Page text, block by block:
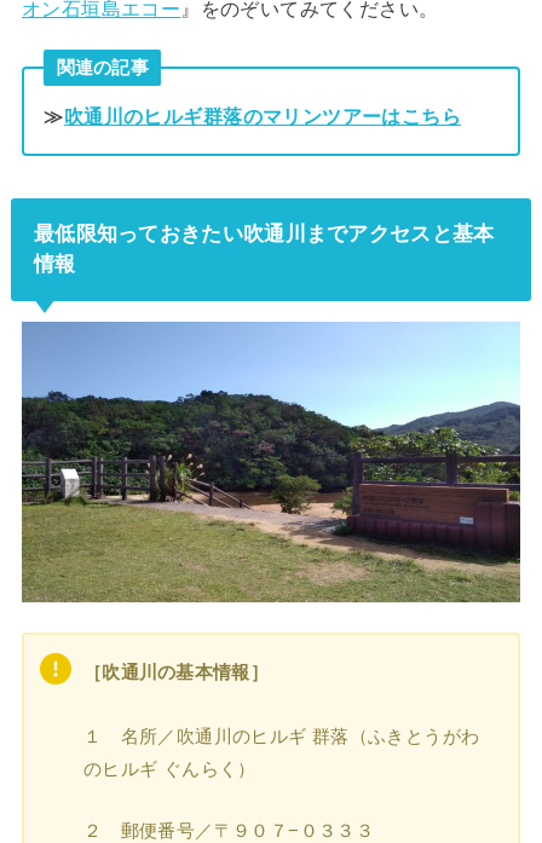
オン石垣島エコー 』をのぞいてみてください。
関連の記事
≫吹通川のヒルギ群落のマリンツアーはこちら
最低限知っておきたい吹通川までアクセスと基本
情報
［吹通川の基本情報］
１ 名所／吹通川のヒルギ 群落（ふきとうがわ
のヒルギ ぐんらく）
２ 郵便番号／〒９０７−０３３３